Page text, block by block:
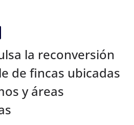
la reconversión
de fincas ubicadas
y áreas